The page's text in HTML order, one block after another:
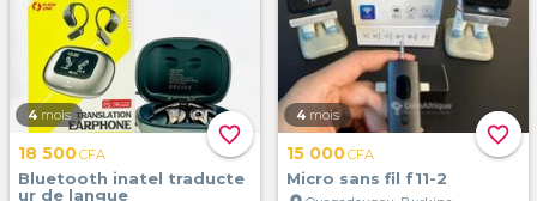
favorite_border
4 mois
18 500CFA
Bluetooth inatel traducte
ur de langue
favorite_border
4 mois
15 000CFA
Micro sans fil f11-2